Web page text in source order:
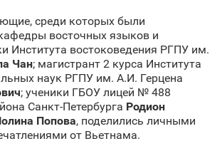
среди которых были
восточных языков и
Института востоковедения РГПУ им.
Чан; магистрант 2 курса Института
наук РГПУ им. А.И. Герцена
; ученики ГБОУ лицей № 488
Санкт‑Петербурга Родион
Попова, поделились личными
от Вьетнама.